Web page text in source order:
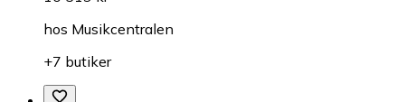
hos Musikcentralen
+7 butiker